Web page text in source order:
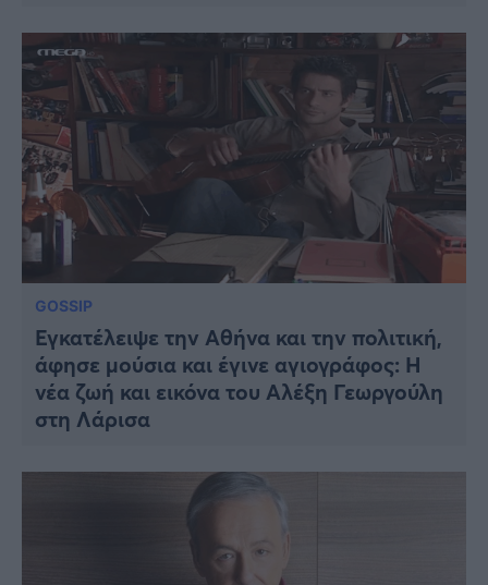
GOSSIP
Εγκατέλειψε την Αθήνα και την πολιτική,
άφησε μούσια και έγινε αγιογράφος: Η
νέα ζωή και εικόνα του Αλέξη Γεωργούλη
στη Λάρισα